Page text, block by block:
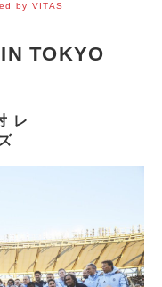
by VITAS
TOKYO
レ